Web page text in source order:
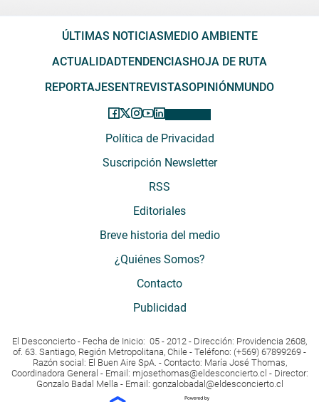
ÚLTIMAS NOTICIASMEDIO AMBIENTE
ACTUALIDADTENDENCIASHOJA DE RUTA
REPORTAJESENTREVISTASOPINIÓNMUNDO
Política de Privacidad
Suscripción Newsletter
RSS
Editoriales
Breve historia del medio
¿Quiénes Somos?
Contacto
Publicidad
El Desconcierto - Fecha de Inicio: 05 - 2012 - Dirección: Providencia 2608,
of. 63. Santiago, Región Metropolitana, Chile - Teléfono: (+569) 67899269 -
Razón social: El Buen Aire SpA. - Contacto: María José Thomas,
Coordinadora General - Email: mjosethomas@eldesconcierto.cl - Director:
Gonzalo Badal Mella - Email: gonzalobadal@eldesconcierto.cl